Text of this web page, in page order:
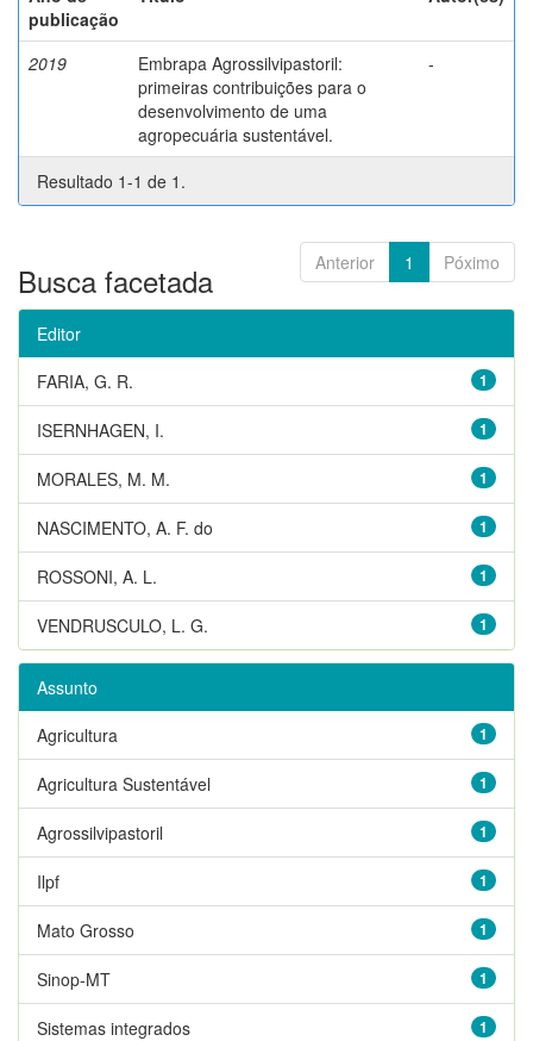
publicação
2019
Embrapa Agrossilvipastoril:
primeiras contribuições para o
desenvolvimento de uma
agropecuária sustentável.
-
Resultado 1-1 de 1.
Anterior 1 Póximo
Busca facetada
Editor
1
FARIA, G. R.
1
ISERNHAGEN, I.
1
MORALES, M. M.
1
NASCIMENTO, A. F. do
1
ROSSONI, A. L.
1
VENDRUSCULO, L. G.
Assunto
1
Agricultura
1
Agricultura Sustentável
1
Agrossilvipastoril
1
Ilpf
1
Mato Grosso
1
Sinop-MT
1
Sistemas integrados